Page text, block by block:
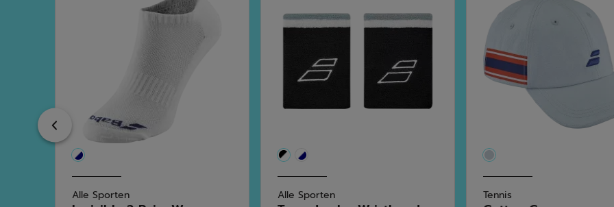
Previous
Alle Sporten Alle Sporten Tennis